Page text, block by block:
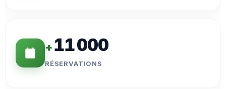
+11 000
RÉSERVATIONS